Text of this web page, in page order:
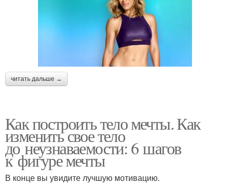
читать дальше →
Как построить тело мечты. Как
изменить свое тело
до неузнаваемости: 6 шагов
к фигуре мечты
В конце вы увидите лучшую мотивацию.